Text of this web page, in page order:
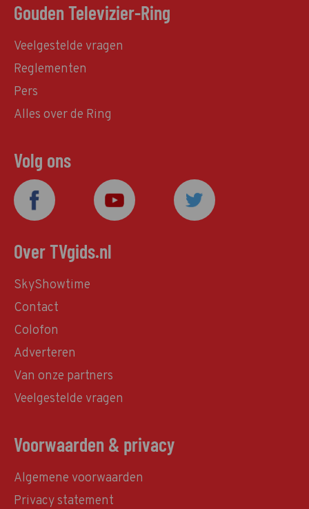
Gouden Televizier-Ring
Veelgestelde vragen
Reglementen
Pers
Alles over de Ring
Volg ons
Over TVgids.nl
SkyShowtime
Contact
Colofon
Adverteren
Van onze partners
Veelgestelde vragen
Voorwaarden & privacy
Algemene voorwaarden
Privacy statement